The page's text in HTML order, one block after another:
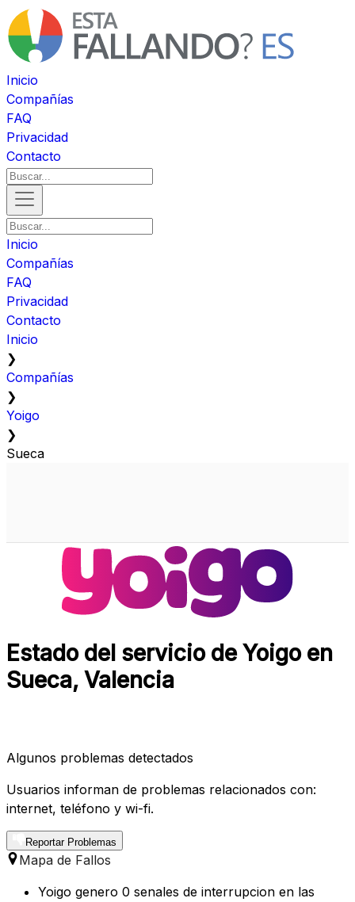
Inicio
Compañías
FAQ
Privacidad
Contacto
Inicio
Compañías
FAQ
Privacidad
Contacto
Inicio
❯
Compañías
❯
Yoigo
❯
Sueca
Estado del servicio de Yoigo en
Sueca, Valencia
Algunos problemas detectados
Usuarios informan de problemas relacionados con:
internet, teléfono y wi-fi.
Reportar Problemas
Mapa de Fallos
Yoigo genero 0 senales de interrupcion en las